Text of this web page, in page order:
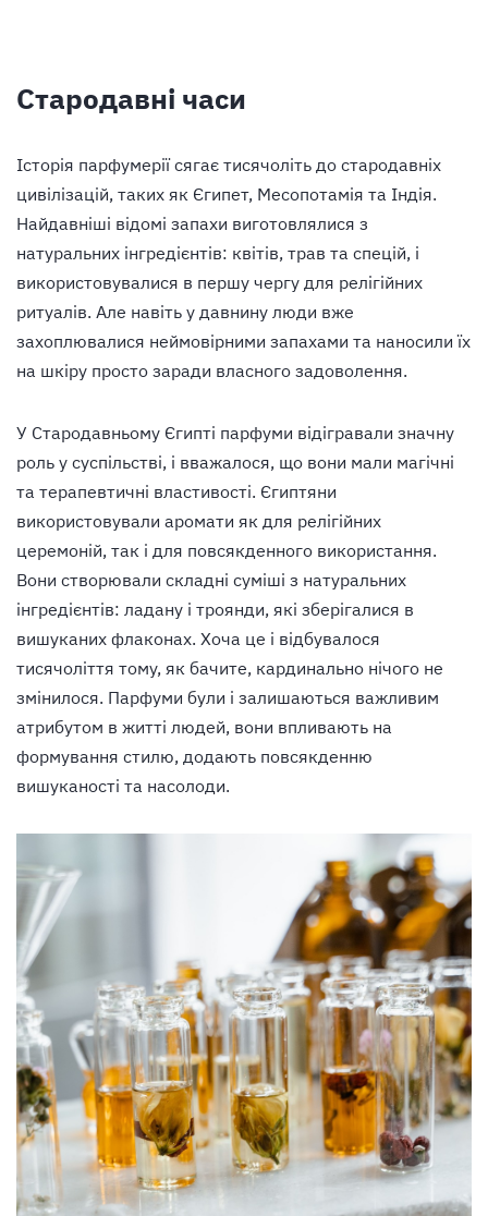
Стародавні часи
Історія парфумерії сягає тисячоліть до стародавніх
цивілізацій, таких як Єгипет, Месопотамія та Індія.
Найдавніші відомі запахи виготовлялися з
натуральних інгредієнтів: квітів, трав та спецій, і
використовувалися в першу чергу для релігійних
ритуалів. Але навіть у давнину люди вже
захоплювалися неймовірними запахами та наносили їх
на шкіру просто заради власного задоволення.
У Стародавньому Єгипті парфуми відігравали значну
роль у суспільстві, і вважалося, що вони мали магічні
та терапевтичні властивості. Єгиптяни
використовували аромати як для релігійних
церемоній, так і для повсякденного використання.
Вони створювали складні суміші з натуральних
інгредієнтів: ладану і троянди, які зберігалися в
вишуканих флаконах. Хоча це і відбувалося
тисячоліття тому, як бачите, кардинально нічого не
змінилося. Парфуми були і залишаються важливим
атрибутом в житті людей, вони впливають на
формування стилю, додають повсякденню
вишуканості та насолоди.